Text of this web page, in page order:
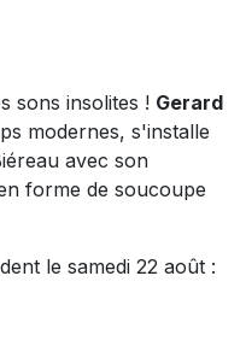
sons insolites ! Gerard
modernes, s'installe
avec son
forme de soucoupe
le samedi 22 août :